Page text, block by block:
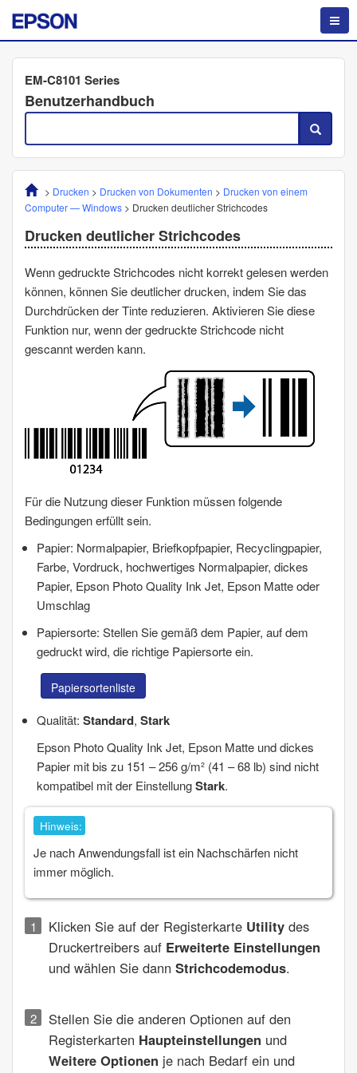
EM-C8101 Series
Benutzerhandbuch
> Drucken > Drucken von Dokumenten > Drucken von einem
Computer —Windows > Drucken deutlicher Strichcodes
Drucken deutlicher Strichcodes
Wenn gedruckte Strichcodes nicht korrekt gelesen werden
können, können Sie deutlicher drucken, indem Sie das
Durchdrücken der Tinte reduzieren. Aktivieren Sie diese
Funktion nur, wenn der gedruckte Strichcode nicht
gescannt werden kann.
Für die Nutzung dieser Funktion müssen folgende
Bedingungen erfüllt sein.
Papier: Normalpapier, Briefkopfpapier, Recyclingpapier,
Farbe, Vordruck, hochwertiges Normalpapier, dickes
Papier, Epson Photo Quality Ink Jet, Epson Matte oder
Umschlag
Papiersorte: Stellen Sie gemäß dem Papier, auf dem
gedruckt wird, die richtige Papiersorte ein.
Papiersortenliste
Qualität: Standard, Stark
Epson Photo Quality Ink Jet, Epson Matte und dickes
Papier mit bis zu 151 – 256 g/m² (41 – 68 lb) sind nicht
kompatibel mit der EinstellungStark.
Hinweis:
Je nach Anwendungsfall ist ein Nachschärfen nicht
immer möglich.
Klicken Sie auf der Registerkarte Utility des
Druckertreibers auf Erweiterte Einstellungen
und wählen Sie dann Strichcodemodus.
Stellen Sie die anderen Optionen auf den
Registerkarten Haupteinstellungen und
Weitere Optionen je nach Bedarf ein und